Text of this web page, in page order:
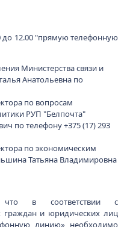
до 12.00 "прямую телефонную
Министерства связи и
Анатольевна по
по вопросам
РУП "Белпочта"
по телефону +375 (17) 293
по экономическим
Татьяна Владимировна
в соответствии с
граждан и юридических лиц
линию» необходимо